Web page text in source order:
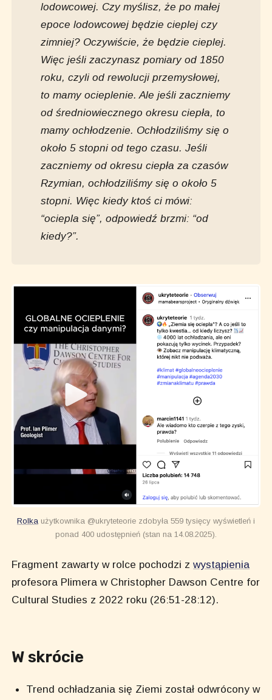
lodowcowej. Czy myślisz, że po małej
epoce lodowcowej będzie cieplej czy
zimniej? Oczywiście, że będzie cieplej.
Więc jeśli zaczynasz pomiary od 1850
roku, czyli od rewolucji przemysłowej,
to mamy ocieplenie. Ale jeśli zaczniemy
od średniowiecznego okresu ciepła, to
mamy ochłodzenie. Ochłodziliśmy się o
około 5 stopni od tego czasu. Jeśli
zaczniemy od okresu ciepła za czasów
Rzymian, ochłodziliśmy się o około 5
stopni. Więc kiedy ktoś ci mówi:
“ociepla się”, odpowiedź brzmi: “od
kiedy?”.
Rolka użytkownika @ukryteteorie zdobyła 559 tysięcy wyświetleń i
ponad 400 udostępnień (stan na 14.08.2025).
Fragment zawarty w rolce pochodzi zwystąpienia
profesora Plimera w Christopher Dawson Centre for
Cultural Studies z 2022 roku (26:51-28:12).
W skrócie
Trend ochładzania się Ziemi został odwrócony w